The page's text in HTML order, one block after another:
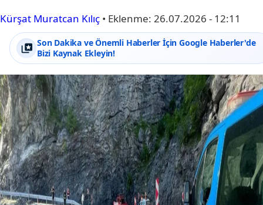
Kürşat Muratcan Kılıç • Eklenme: 26.07.2026 - 12:11
Son Dakika ve Önemli Haberler İçin Google Haberler'de
Bizi Kaynak Ekleyin!